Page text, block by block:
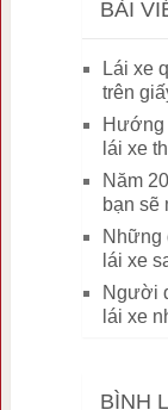
BÀI
Lái xe
trên
Hướng
lái xe
Năm
bạn sẽ
Những
lái xe
Người
lái xe
BÌNH